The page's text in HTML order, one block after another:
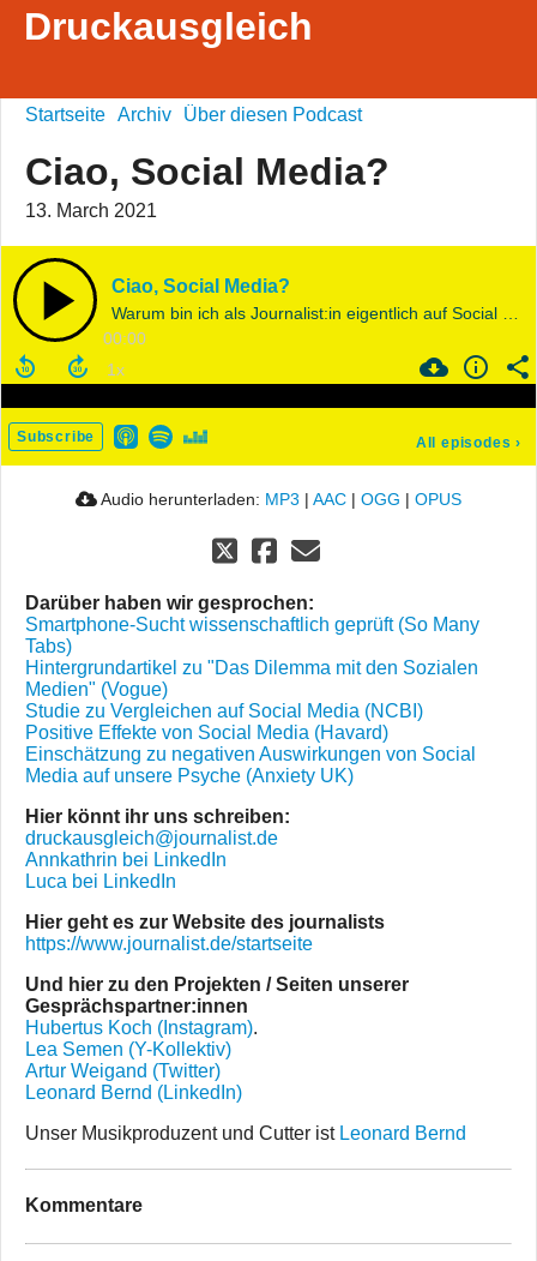
Druckausgleich
Startseite Archiv Über diesen Podcast
Ciao, Social Media?
13. March 2021
Ciao, Social Media?
00:00
Subscribe All episodes ›
Audio herunterladen: MP3 | AAC | OGG | OPUS
Darüber haben wir gesprochen:
Smartphone-Sucht wissenschaftlich geprüft (So Many
Tabs)
Hintergrundartikel zu "Das Dilemma mit den Sozialen
Medien" (Vogue)
Studie zu Vergleichen auf Social Media (NCBI)
Positive Effekte von Social Media (Havard)
Einschätzung zu negativen Auswirkungen von Social
Media auf unsere Psyche (Anxiety UK)
Hier könnt ihr uns schreiben:
druckausgleich@journalist.de
Annkathrin bei LinkedIn
Luca bei LinkedIn
Hier geht es zur Website des journalists
https://www.journalist.de/startseite
Und hier zu den Projekten / Seiten unserer
Gesprächspartner:innen
Hubertus Koch (Instagram).
Lea Semen (Y-Kollektiv)
Artur Weigand (Twitter)
Leonard Bernd (LinkedIn)
Unser Musikproduzent und Cutter ist Leonard Bernd
Kommentare